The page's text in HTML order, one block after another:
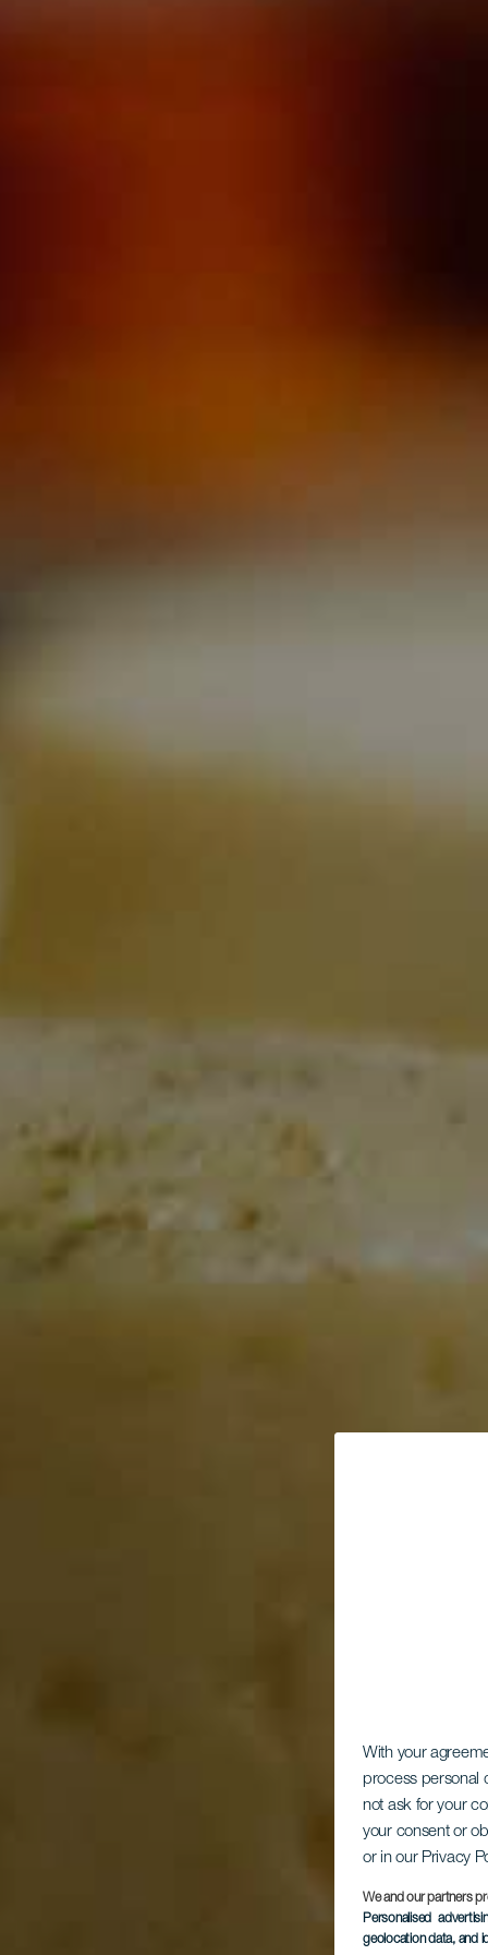
With your
process personal
not ask for your
your consent or
or in our Privacy
We and our partners
Personalised
geolocation data, and